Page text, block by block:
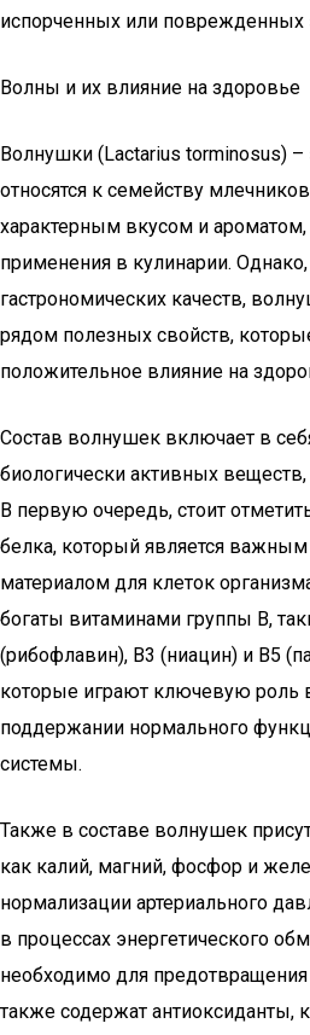
испорченных или поврежденных
Волны и их влияние на здоровье
Волнушки (Lactarius torminosus)
относятся к семейству
характерным вкусом и
применения в кулинарии.
гастрономических качеств,
рядом полезных свойств,
положительное влияние на
Состав волнушек включает в
биологически активных
В первую очередь, стоит
белка, который является
материалом для клеток
богаты витаминами группы B,
(рибофлавин), B3 (ниацин) и B5
которые играют ключевую роль
поддержании нормального
системы.
Также в составе волнушек
как калий, магний, фосфор и
нормализации артериального
в процессах энергетического
необходимо для
также содержат антиоксиданты,